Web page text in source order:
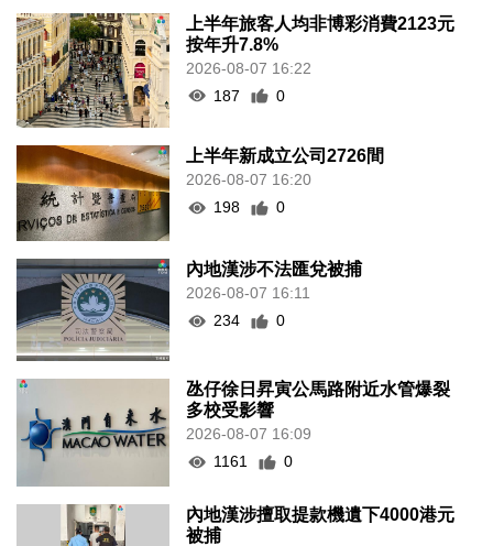
上半年旅客人均非博彩消費2123元
按年升7.8%
2026-08-07 16:22
187
0
上半年新成立公司2726間
2026-08-07 16:20
198
0
內地漢涉不法匯兌被捕
2026-08-07 16:11
234
0
氹仔徐日昇寅公馬路附近水管爆裂
多校受影響
2026-08-07 16:09
1161
0
內地漢涉擅取提款機遺下4000港元
被捕